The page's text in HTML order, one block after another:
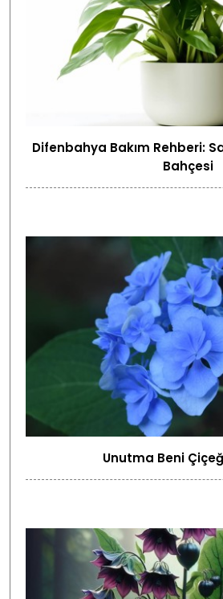
Difenbahya Bakım Rehberi:
Bahçesi
Unutma Beni